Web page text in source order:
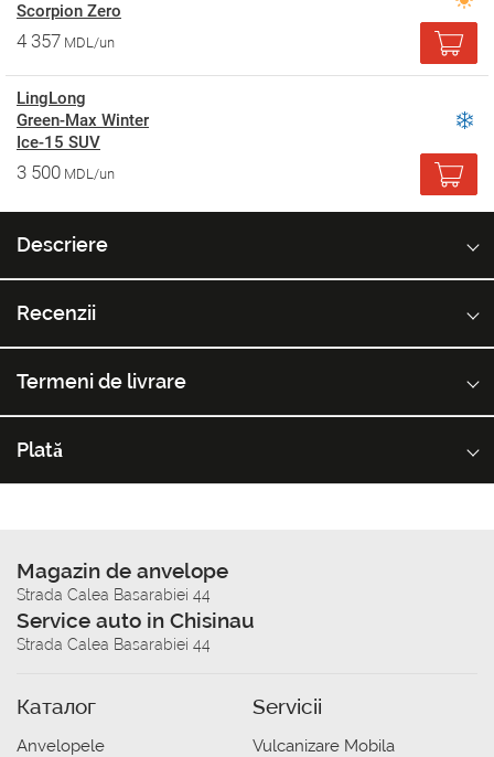
Scorpion Zero
4 357 MDL/un
LingLong
Green-Max Winter
Ice-15 SUV
3 500 MDL/un
Descriere
Recenzii
Termeni de livrare
Plată
Magazin de anvelope
Strada Calea Basarabiei 44
Service auto in Chisinau
Strada Calea Basarabiei 44
Каталог
Anvelopele
Servicii
Vulcanizare Mobila